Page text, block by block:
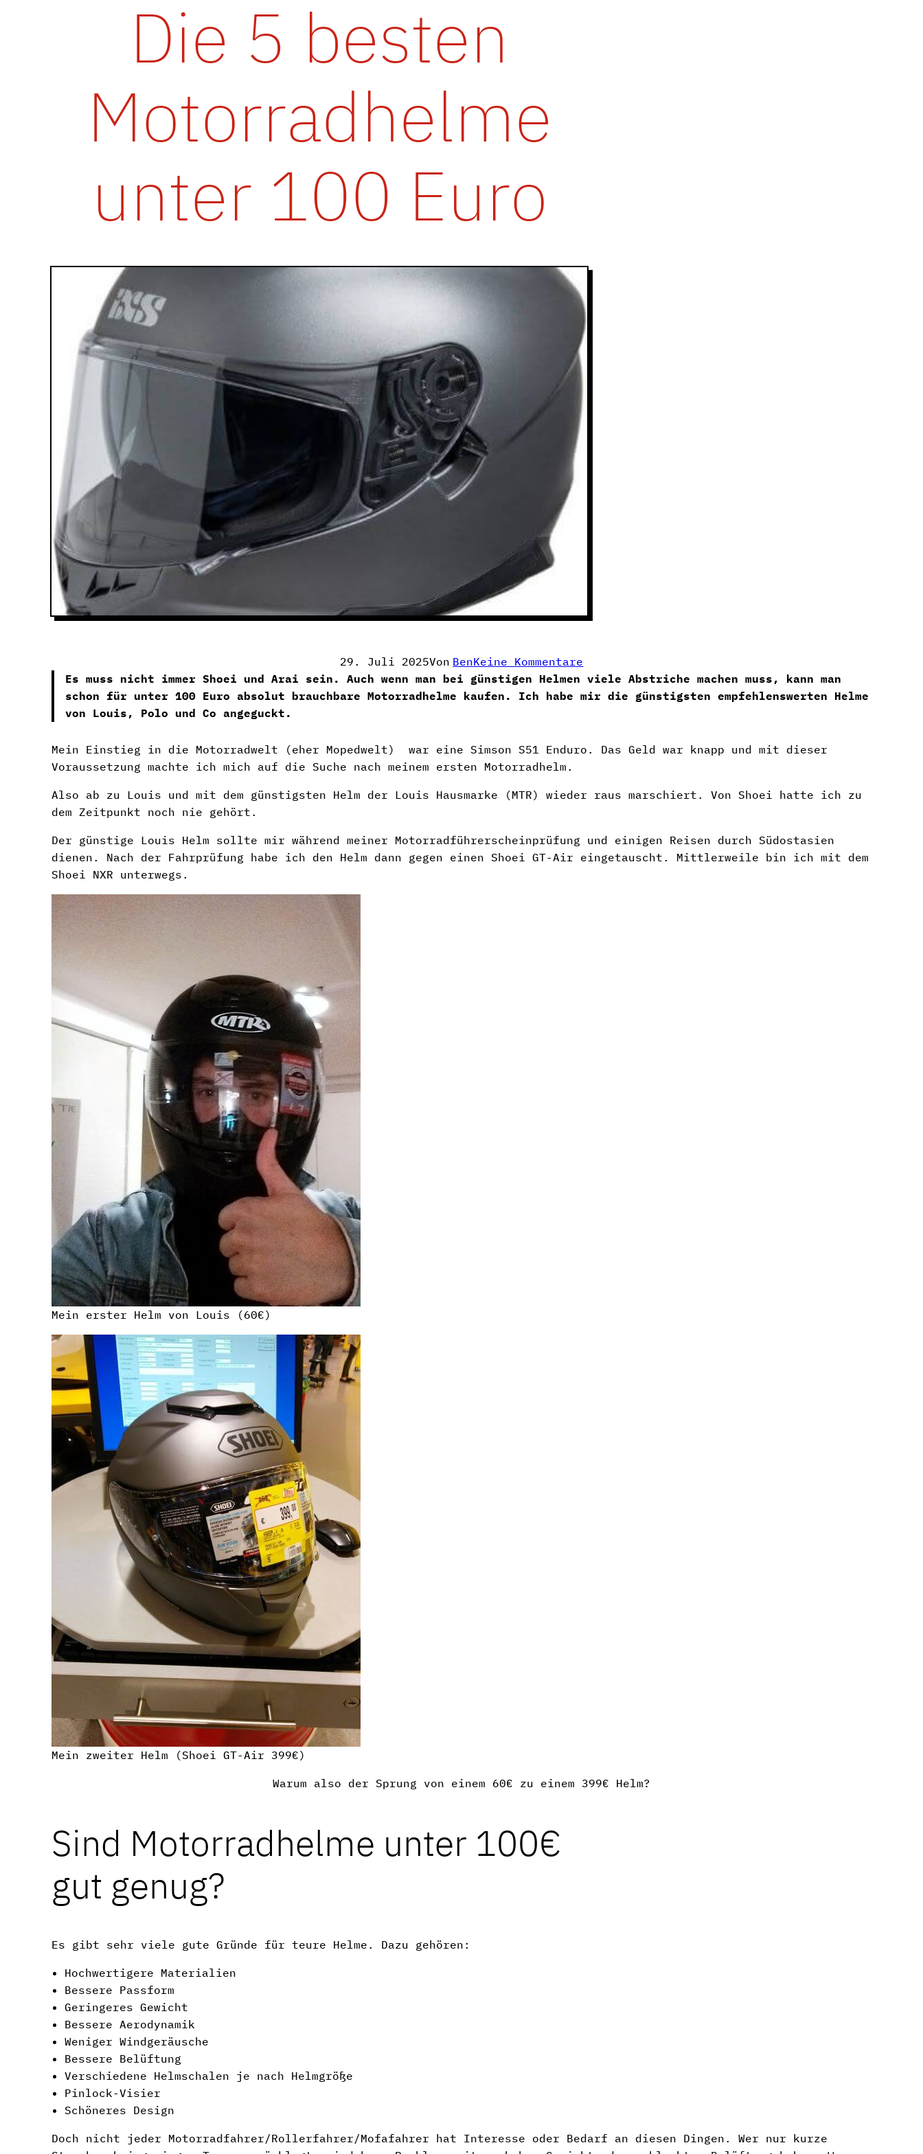
Die 5 besten
Motorradhelme
unter 100 Euro
29. Juli 2025Von BenKeine Kommentare
Die
5
Unter
Es muss nicht immer Shoei und Arai sein. Auch wenn man bei günstigen Helmen viele Abstriche machen muss, kann man
schon für unter 100 Euro absolut brauchbare Motorradhelme kaufen. Ich habe mir die günstigsten empfehlenswerten Helme
von Louis, Polo und Co angeguckt.
Mein Einstieg in die Motorradwelt (eher Mopedwelt) war eine Simson S51 Enduro. Das Geld war knapp und mit dieser
Voraussetzung machte ich mich auf die Suche nach meinem ersten Motorradhelm.
Also ab zu Louis und mit dem günstigsten Helm der Louis Hausmarke (MTR) wieder raus marschiert. Von Shoei hatte ich zu
dem Zeitpunkt noch nie gehört.
Der günstige Louis Helm sollte mir während meiner Motorradführerscheinprüfung und einigen Reisen durch Südostasien
dienen. Nach der Fahrprüfung habe ich den Helm dann gegen einen Shoei GT-Air eingetauscht. Mittlerweile bin ich mit dem
Shoei NXR unterwegs.
Mein erster Helm von Louis (60€)
Mein zweiter Helm (Shoei GT-Air 399€)
Warum also der Sprung von einem 60€ zu einem 399€ Helm?
Sind Motorradhelme unter 100€
gut genug?
Es gibt sehr viele gute Gründe für teure Helme. Dazu gehören:
Hochwertigere Materialien
Bessere Passform
Geringeres Gewicht
Bessere Aerodynamik
Weniger Windgeräusche
Bessere Belüftung
Verschiedene Helmschalen je nach Helmgröße
Pinlock-Visier
Schöneres Design
Doch nicht jeder Motorradfahrer/Rollerfahrer/Mofafahrer hat Interesse oder Bedarf an diesen Dingen. Wer nur kurze